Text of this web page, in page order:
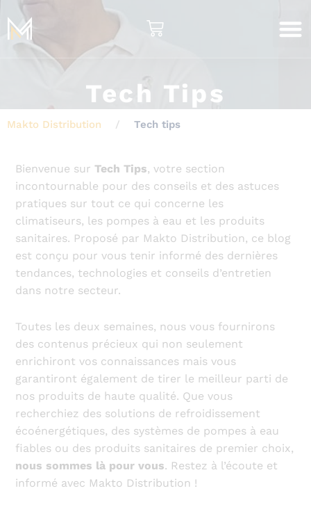
Tech Tips
Makto Distribution Tech tips
Bienvenue surTech Tips, votre section
incontournable pour des conseils et des astuces
pratiques sur tout ce qui concerne les
climatiseurs, les pompes à eau et les produits
sanitaires. Proposé par Makto Distribution, ce blog
est conçu pour vous tenir informé des dernières
tendances, technologies et conseils d’entretien
dans notre secteur.
Toutes les deux semaines, nous vous fournirons
des contenus précieux qui non seulement
enrichiront vos connaissances mais vous
garantiront également de tirer le meilleur parti de
nos produits de haute qualité. Que vous
recherchiez des solutions de refroidissement
écoénergétiques, des systèmes de pompes à eau
fiables ou des produits sanitaires de premier choix,
nous sommes là pour vous. Restez à l’écoute et
informé avec Makto Distribution !